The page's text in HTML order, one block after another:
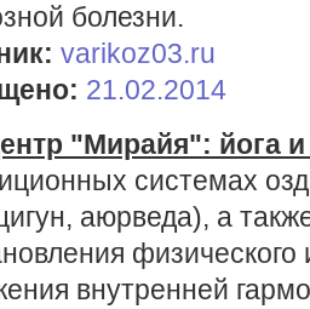
болезни.
varikoz03.ru
21.02.2014
"Мирайя": йога
системах
аюрведа), а
физического
внутренней